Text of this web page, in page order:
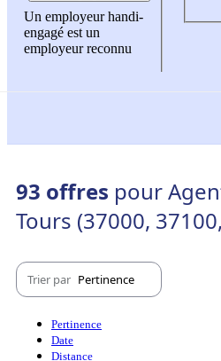
Un employeur handi-
engagé est un
employeur reconnu
93 offres pour
Tours (37000,
Trier par Pertinence
Pertinence
Date
Distance